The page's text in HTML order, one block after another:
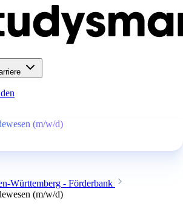
(m/w/d)
Württemberg - Förderbank
(m/w/d)